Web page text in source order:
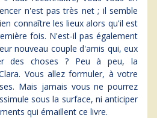
n'est pas très net ; il semble
connaître les lieux alors qu'il est
fois. N'est-il pas également
nouveau couple d'amis qui, eux
des choses ? Peu à peu, la
Vous allez formuler, à votre
Mais jamais vous ne pourrez
sous la surface, ni anticiper
qui émaillent ce livre.